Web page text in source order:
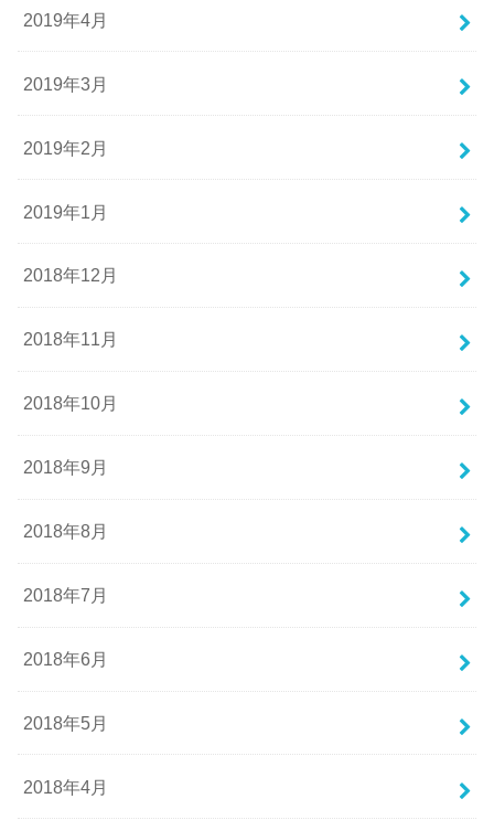
2019年4月
2019年3月
2019年2月
2019年1月
2018年12月
2018年11月
2018年10月
2018年9月
2018年8月
2018年7月
2018年6月
2018年5月
2018年4月